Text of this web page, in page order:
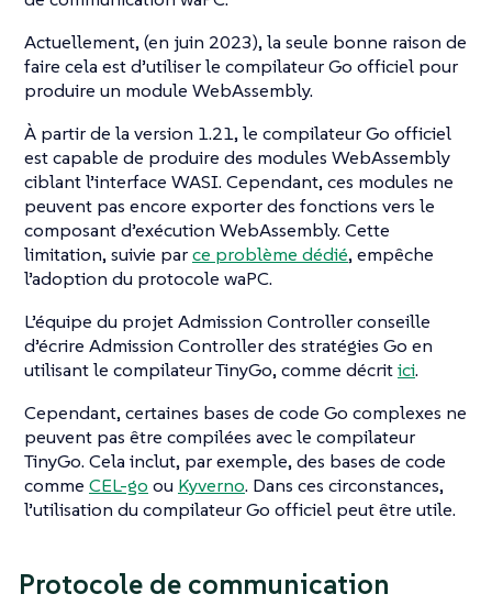
Actuellement, (en juin 2023), la seule bonne raison de
faire cela est d’utiliser le compilateur Go officiel pour
produire un module WebAssembly.
À partir de la version 1.21, le compilateur Go officiel
est capable de produire des modules WebAssembly
ciblant l’interface WASI. Cependant, ces modules ne
peuvent pas encore exporter des fonctions vers le
composant d’exécution WebAssembly. Cette
limitation, suivie parce problème dédié, empêche
l’adoption du protocole waPC.
L’équipe du projet Admission Controller conseille
d’écrire Admission Controller des stratégies Go en
utilisant le compilateur TinyGo, comme décritici.
Cependant, certaines bases de code Go complexes ne
peuvent pas être compilées avec le compilateur
TinyGo. Cela inclut, par exemple, des bases de code
comme CEL-go ou Kyverno. Dans ces circonstances,
l’utilisation du compilateur Go officiel peut être utile.
Protocole de communication